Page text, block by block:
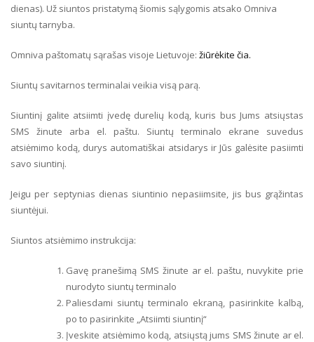
dienas). Už siuntos pristatymą šiomis sąlygomis atsako Omniva
siuntų tarnyba.
Omniva paštomatų sąrašas visoje Lietuvoje: žiūrėkite čia.
Siuntų savitarnos terminalai veikia visą parą.
Siuntinį galite atsiimti įvedę durelių kodą, kuris bus Jums atsiųstas
SMS žinute arba el. paštu. Siuntų terminalo ekrane suvedus
atsiėmimo kodą, durys automatiškai atsidarys ir Jūs galėsite pasiimti
savo siuntinį.
Jeigu per septynias dienas siuntinio nepasiimsite, jis bus grąžintas
siuntėjui.
Siuntos atsiėmimo instrukcija:
Gavę pranešimą SMS žinute ar el. paštu, nuvykite prie
nurodyto siuntų terminalo
Paliesdami siuntų terminalo ekraną, pasirinkite kalbą,
po to pasirinkite „Atsiimti siuntinį“
Įveskite atsiėmimo kodą, atsiųstą jums SMS žinute ar el.